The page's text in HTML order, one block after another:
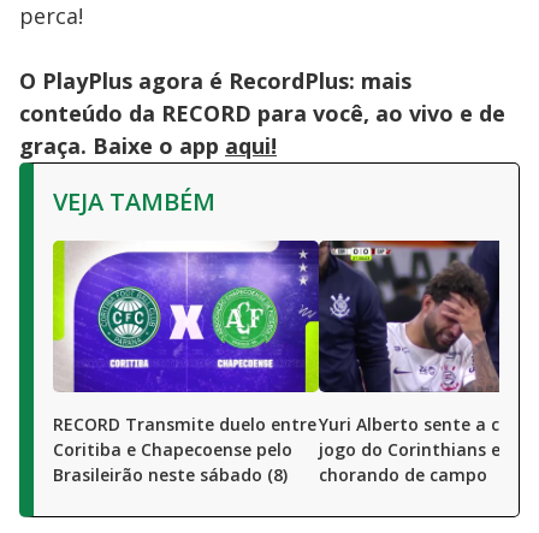
perca!
O PlayPlus agora é RecordPlus: mais
conteúdo da RECORD para você, ao vivo e de
graça. Baixe o app aqui!
VEJA TAMBÉM
RECORD Transmite duelo entre
Coritiba e Chapecoense pelo
Brasileirão neste sábado (8)
Yuri Alberto sente a coxa
jogo do Corinthians e sai
chorando de campo